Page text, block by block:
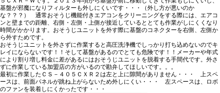
基盤が邪魔になりフィルターも外しにくいです・・・（外し方が悪いのか
な？？？） 通常おそうじ機能付きエアコンをクリーニングをする際には、 エアコ
ンと壁までの距離、右側・左側・上側が接近しているととても作業がしにくくなり
時間がかかります。 おそうじユニットを外す際に基盤のコネクターを右側、左側か
ら外すためです。
おそうじユニットを外さずに作業すると高圧洗浄機でしっかり打ち込めないのでキ
レイにならないです！！そして基盤があるのでとても危険です！！メーカーや年式
により割り増し料金に差があるにはおそうじユニットを脱着する手間代です。外さ
ずに作業している加盟店の方がいるので勘弁してほしいです。。。
最初に作業した ＣＳ－４０５ＣＸＲ２ は左と上に隙間がありません・・・ 上スペ
ースは、前面パネルが跳ね上がらないため外しにくい・・・ 左スペースは、ロボ
のファンを装着しにくかったです・・・